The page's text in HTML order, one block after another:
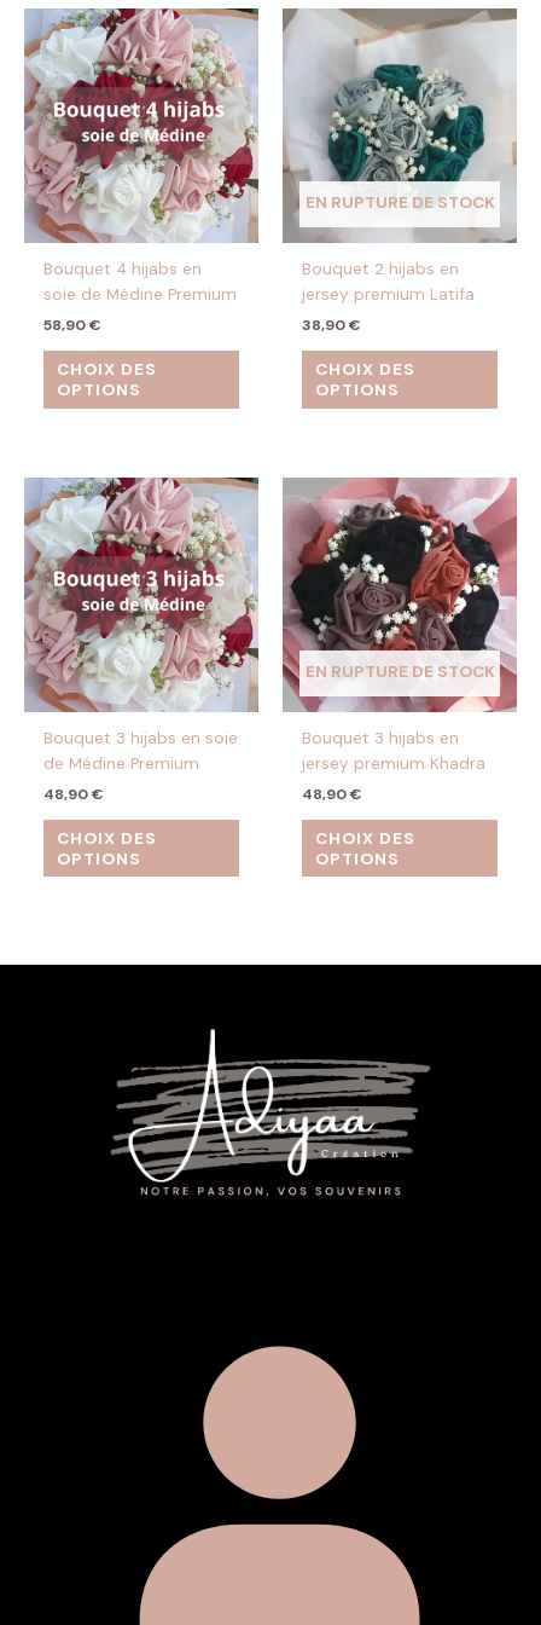
Bouquet 4 hijabs en
soie de Médine Premium
58,90€
CHOIX DES
OPTIONS
EN RUPTURE DE STOCK
Bouquet 2 hijabs en
jersey premium Latifa
38,90€
CHOIX DES
OPTIONS
Bouquet 3 hijabs en soie
de Médine Premium
48,90€
CHOIX DES
OPTIONS
EN RUPTURE DE STOCK
Bouquet 3 hijabs en
jersey premium Khadra
48,90€
CHOIX DES
OPTIONS